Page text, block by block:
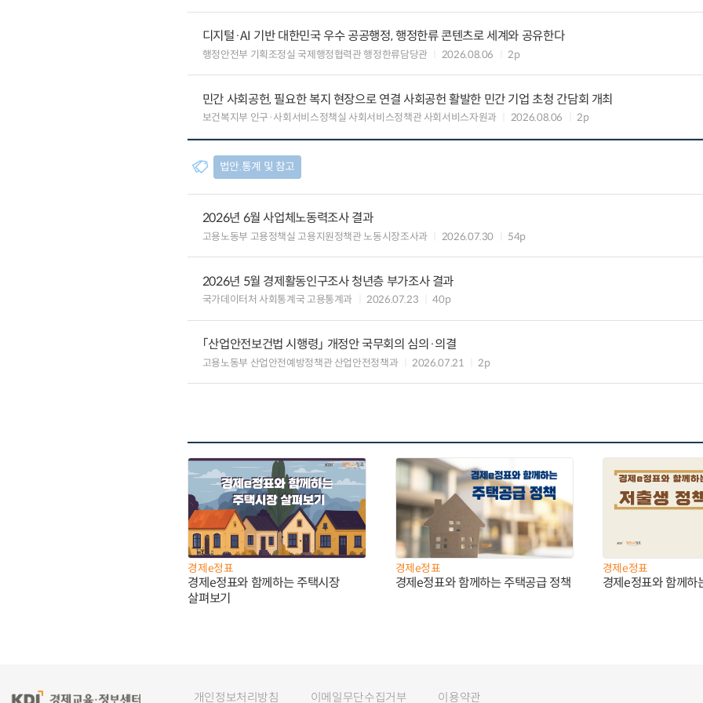
디지털·AI 기반 대한민국 우수 공공행정, 행정한류 콘텐츠로 세계와 공유한다
행정안전부 기획조정실 국제행정협력관 행정한류담당관 2026.08.06 2p
민간 사회공헌, 필요한 복지 현장으로 연결 사회공헌 활발한 민간 기업 초청 간담회 개최
보건복지부 인구·사회서비스정책실 사회서비스정책관 사회서비스자원과 2026.08.06 2p
법안.통계 및 참고
2026년 6월 사업체노동력조사 결과
고용노동부 고용정책실 고용지원정책관 노동시장조사과 2026.07.30 54p
2026년 5월 경제활동인구조사 청년층 부가조사 결과
국가데이터처 사회통계국 고용통계과 2026.07.23 40p
「산업안전보건법 시행령」 개정안 국무회의 심의·의결
고용노동부 산업안전예방정책관 산업안전정책과 2026.07.21 2p
경제e정표
경제e정표와 함께하는 주택시장
살펴보기
경제e정표
경제e정표와 함께하는 주택공급 정책
경제e정표
경제e정표와 함께하
개인정보처리방침 이메일무단수집거부 이용약관